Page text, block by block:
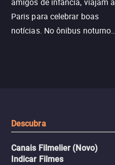
Paris para celebrar boas
notícias. No ônibus noturno
Descubra
Canais Filmelier (Novo)
Indicar Filmes